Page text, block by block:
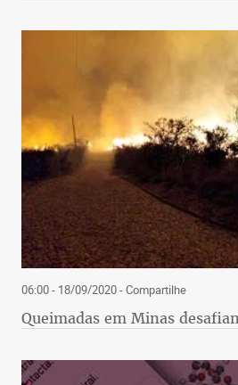
06:00 - 18/09/2020- Compartilhe
Queimadas em Minas